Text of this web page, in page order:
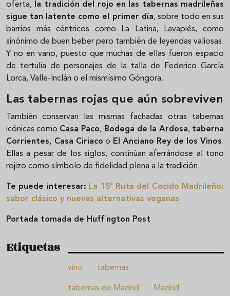
oferta, la tradición del rojo en las tabernas madrileñas
sigue tan latente como el primer día, sobre todo en sus
barrios más céntricos como La Latina, Lavapiés, como
sinónimo de buen beber pero también de leyendas valiosas.
Y no en vano, puesto que muchas de ellas fueron espacio
de tertulia de personajes de la talla de Federico García
Lorca, Valle-Inclán o el mismísimo Góngora.
Las tabernas rojas que aún sobreviven
También conservan las mismas fachadas otras tabernas
icónicas como Casa Paco, Bodega de la Ardosa, taberna
Corrientes, Casa Ciriaco o El Anciano Rey de los Vinos.
Ellas a pesar de los siglos, continúan aferrándose al tono
rojizo como símbolo de fidelidad plena a la tradición.
Te puede interesar: La 15ª Ruta del Cocido Madrileño:
sabor clásico y nuevas alternativas veganas
Portada tomada de Huffington Post
Etiquetas
vino tabernas
tabernas de Madrid Madrid